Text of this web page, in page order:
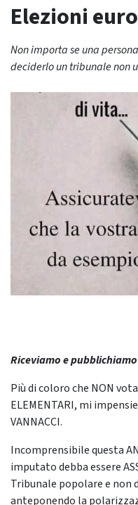
Elezioni
Non importa se una
deciderlo un tribunale non
Riceviamo e pubblichiamo
Più di coloro che NON
ELEMENTARI, mi
VANNACCI.
Incomprensibile questa
imputato debba essere
Tribunale popolare e non
anteponendo la